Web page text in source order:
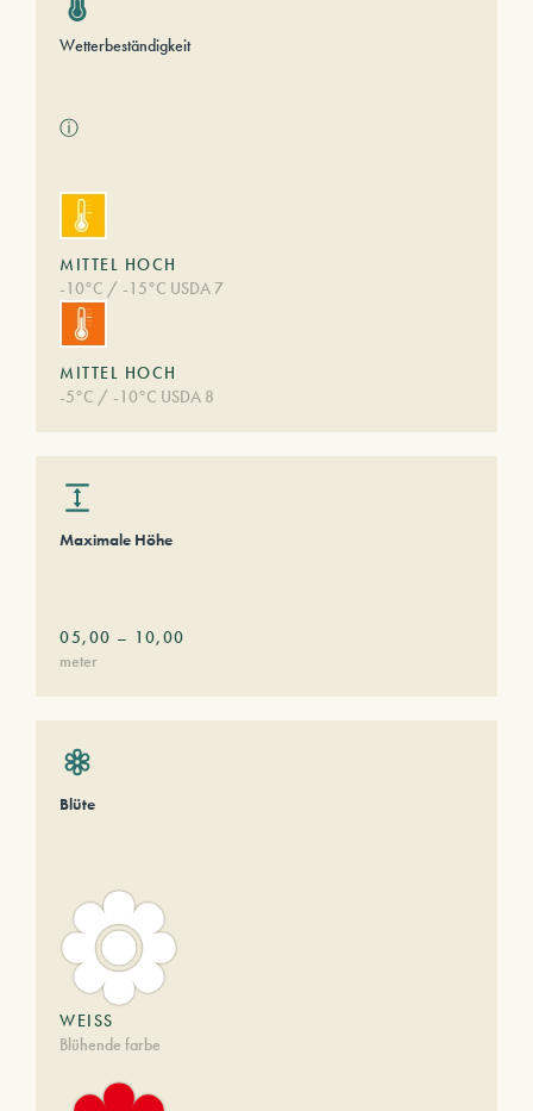
Wetterbeständigkeit
ⓘ
MITTEL HOCH
-10°C / -15°C USDA 7
MITTEL HOCH
-5°C / -10°C USDA 8
Maximale Höhe
05,00 – 10,00
meter
Blüte
WEISS
Blühende farbe